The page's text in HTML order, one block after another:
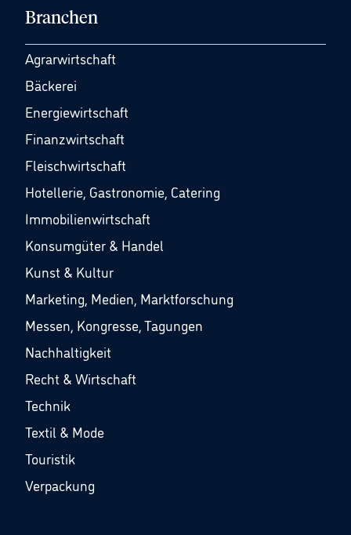
Branchen
Agrarwirtschaft
Bäckerei
Energiewirtschaft
Finanzwirtschaft
Fleischwirtschaft
Hotellerie, Gastronomie, Catering
Immobilienwirtschaft
Konsumgüter & Handel
Kunst & Kultur
Marketing, Medien, Marktforschung
Messen, Kongresse, Tagungen
Nachhaltigkeit
Recht & Wirtschaft
Technik
Textil & Mode
Touristik
Verpackung